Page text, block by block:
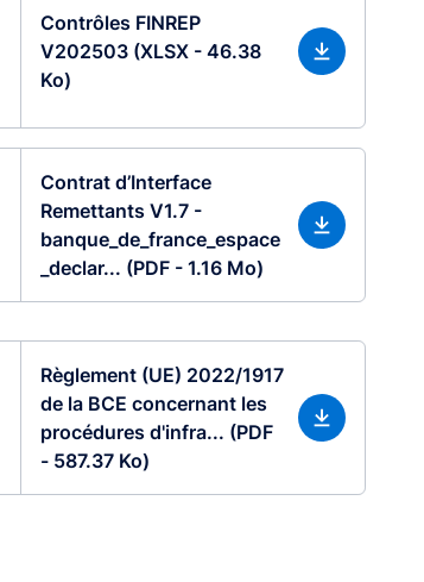
Contrôles FINREP
V202503 (XLSX - 46.38
Ko)
Contrat d’Interface
Remettants V1.7 -
banque_de_france_espace
_declar... (PDF - 1.16 Mo)
Règlement (UE) 2022/1917
de la BCE concernant les
procédures d'infra... (PDF
- 587.37 Ko)